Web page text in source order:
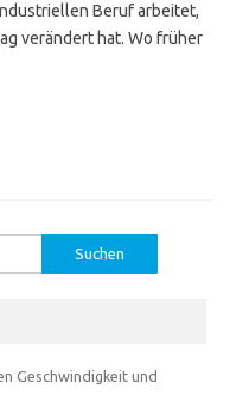
Beruf arbeitet,
verändert hat. Wo früher
Geschwindigkeit und